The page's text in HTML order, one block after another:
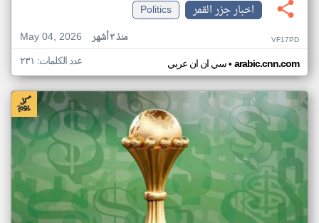
اخبار جزر القمر
Politics
May 04, 2026
منذ ٣ أشهر VF17PD
سي ان ان عربي• arabic.cnn.com عدد الكلمات: ٢٣١